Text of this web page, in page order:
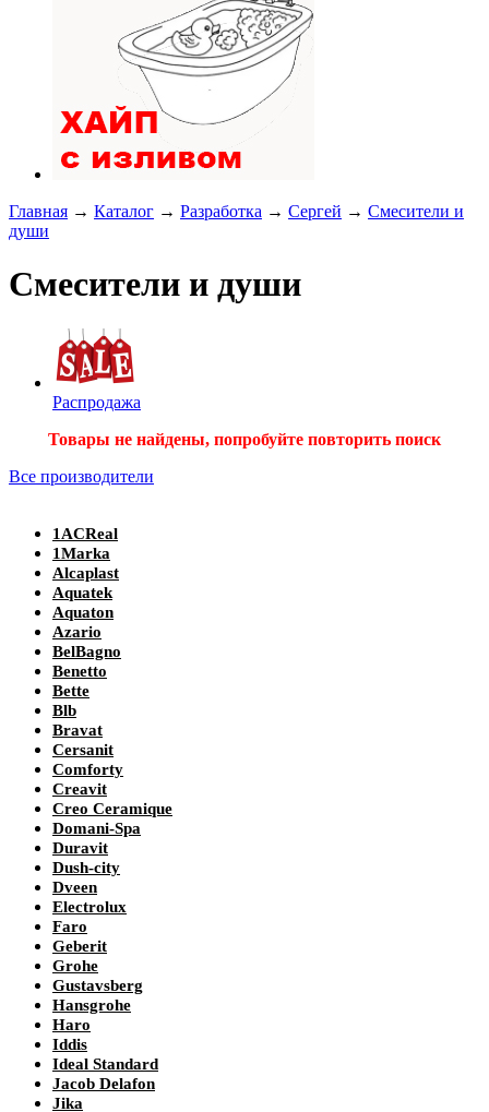
Главная → Каталог → Разработка → Сергей → Смесители и
души
Смесители и души
Распродажа
Товары не найдены, попробуйте повторить поиск
Все производители
1ACReal
1Marka
Alcaplast
Aquatek
Aquaton
Azario
BelBagno
Benetto
Bette
Blb
Bravat
Cersanit
Comforty
Creavit
Creo Ceramique
Domani-Spa
Duravit
Dush-city
Dveen
Electrolux
Faro
Geberit
Grohe
Gustavsberg
Hansgrohe
Haro
Iddis
Ideal Standard
Jacob Delafon
Jika